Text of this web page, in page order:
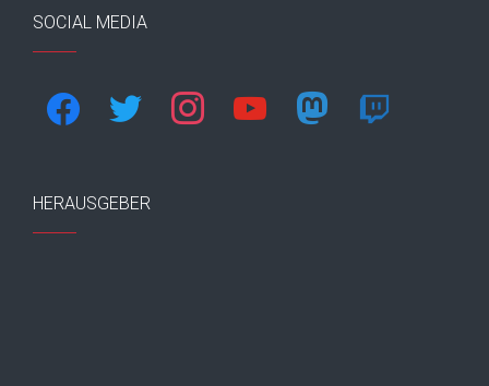
SOCIAL MEDIA
facebook twitter instagram youtube mastodon twitch
HERAUSGEBER